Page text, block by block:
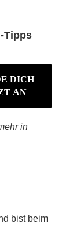
Tipps
in
bist beim